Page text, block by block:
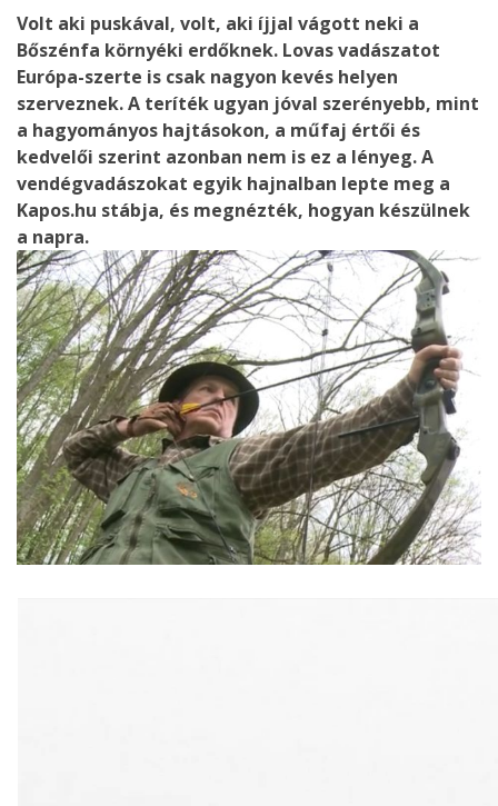
Volt aki puskával, volt, aki íjjal vágott neki a
Bőszénfa környéki erdőknek. Lovas vadászatot
Európa-szerte is csak nagyon kevés helyen
szerveznek. A teríték ugyan jóval szerényebb, mint
a hagyományos hajtásokon, a műfaj értői és
kedvelői szerint azonban nem is ez a lényeg. A
vendégvadászokat egyik hajnalban lepte meg a
Kapos.hu stábja, és megnézték, hogyan készülnek
a napra.